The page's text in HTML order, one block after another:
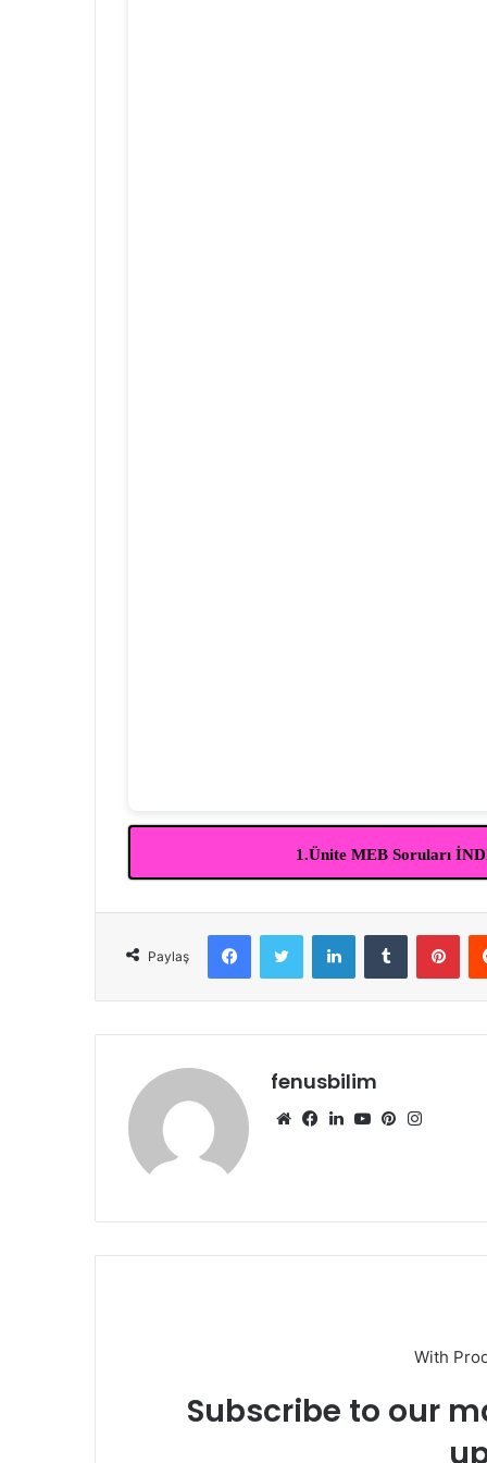
1.Ünite MEB Soruları
Paylaş
FacebookTwitter LinkedInTumblr
fenusbilim
Web Facebook
LinkedIn
YouTubePinterest
With
Subscribe to our